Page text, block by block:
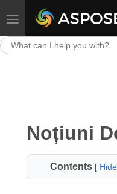
Toggle navigation
Noțiuni
Contents [